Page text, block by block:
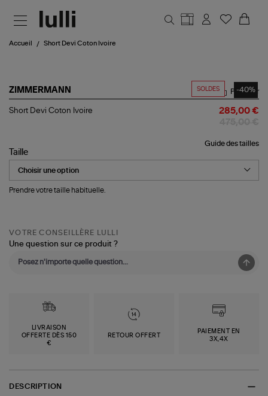
Accueil Short Devi Coton Ivoire
SOLDES -40%
ZIMMERMANN
Short
Partager
Short Devi Coton Ivoire 285,00 €
Guide des tailles
Taille
Prendre votre taille habituelle.
VOTRE CONSEILLÈRE LULLI
Une question sur ce produit ?
LIVRAISON
OFFERTE DÈS 150
€
RETOUR OFFERT
PAIEMENT EN
3X,4X
DESCRIPTION